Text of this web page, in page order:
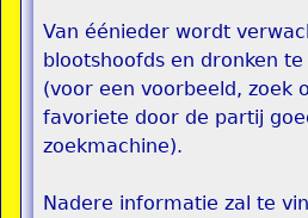
Van éénieder wordt
blootshoofds en dronken
(voor een voorbeeld, zoek
favoriete door de partij
zoekmachine).
Nadere informatie zal te